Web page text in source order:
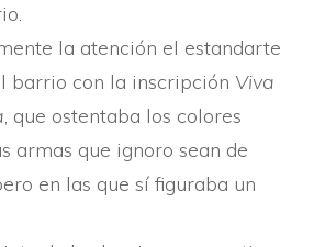
la atención el estandarte
barrio con la inscripción Viva
, que ostentaba los colores
armas que ignoro sean de
en las que sí­ figuraba un